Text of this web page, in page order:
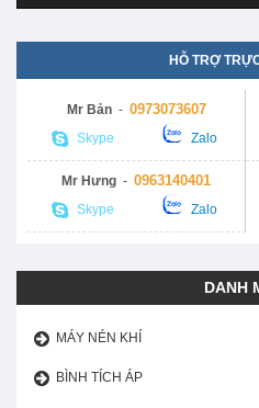
HỖ TRỢ
Mr Bản- 0973073607
Skype Zalo
Mr Hưng - 0963140401
Skype Zalo
DANH
MÁY NÉN KHÍ
BÌNH TÍCH ÁP